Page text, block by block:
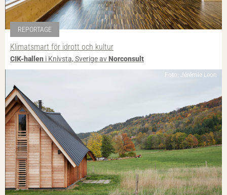
REPORTAGE
Klimatsmart för idrott och kultur
CIK-hallen i Knivsta, Sverige avNorconsult
Foto: Jérémie Leon